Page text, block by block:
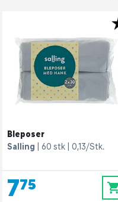
Bleposer
Salling
60 stk 0,13/Stk.
7,75 0